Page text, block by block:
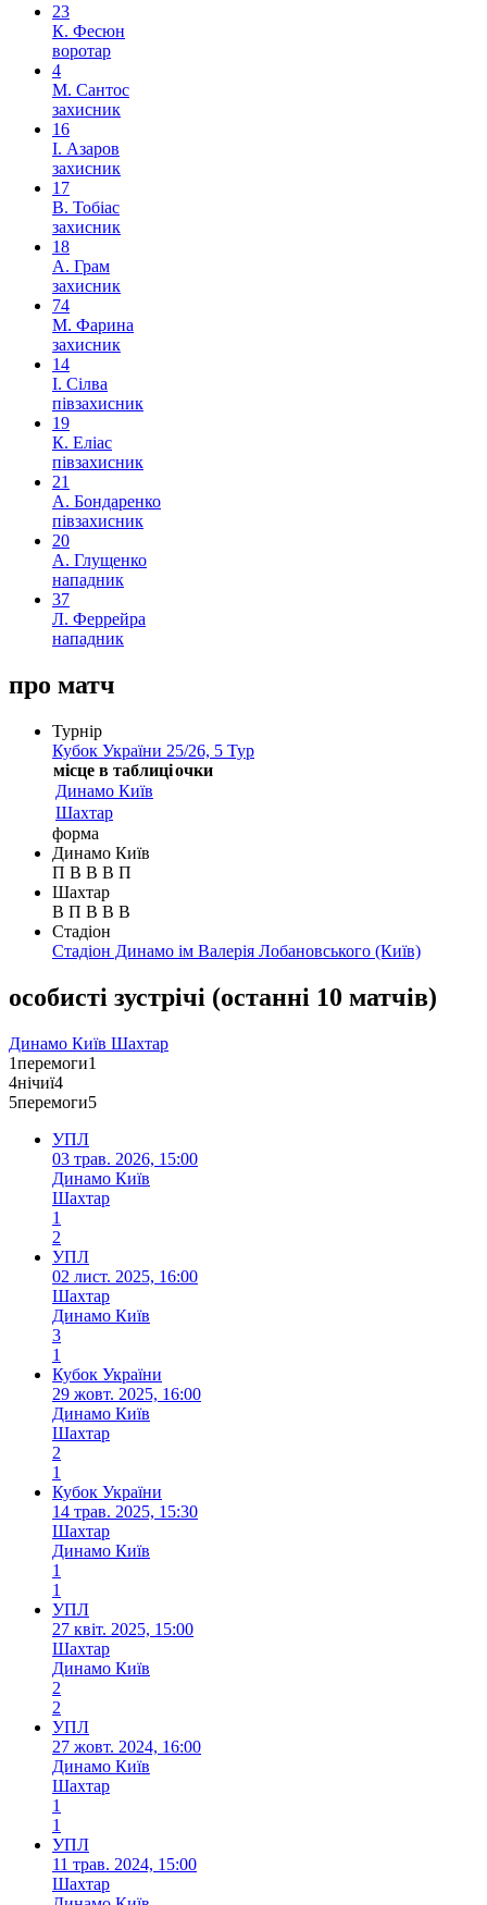
23
К. Фесюн
воротар
4
М. Сантос
захисник
16
І. Азаров
захисник
17
В. Тобіас
захисник
18
А. Грам
захисник
74
М. Фарина
захисник
14
І. Сілва
півзахисник
19
К. Еліас
півзахисник
21
А. Бондаренко
півзахисник
20
А. Глущенко
нападник
37
Л. Феррейра
нападник
про матч
Турнір
Кубок України 25/26, 5 Тур
місце в таблиціочки
Динамо Київ
Шахтар
форма
Динамо Київ
П В В В П
Шахтар
В П В В В
Стадіон
Стадіон Динамо ім Валерія Лобановського (Київ)
особисті зустрічі (останні 10 матчів)
Динамо Київ Шахтар
1перемоги1
4нічиї4
5перемоги5
УПЛ
03 трав. 2026, 15:00
Динамо Київ
Шахтар
1
2
УПЛ
02 лист. 2025, 16:00
Шахтар
Динамо Київ
3
1
Кубок України
29 жовт. 2025, 16:00
Динамо Київ
Шахтар
2
1
Кубок України
14 трав. 2025, 15:30
Шахтар
Динамо Київ
1
1
УПЛ
27 квіт. 2025, 15:00
Шахтар
Динамо Київ
2
2
УПЛ
27 жовт. 2024, 16:00
Динамо Київ
Шахтар
1
1
УПЛ
11 трав. 2024, 15:00
Шахтар